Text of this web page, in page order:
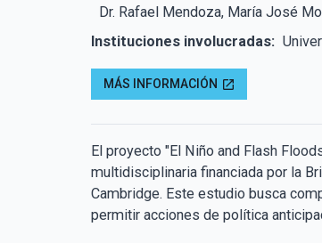
Dr. Rafael Mendoza, María José
Instituciones involucradas:
MÁS INFORMACIÓN open_in_new
El proyecto "El Niño and Flash
multidisciplinaria financiada por la
Cambridge. Este estudio busca
permitir acciones de política